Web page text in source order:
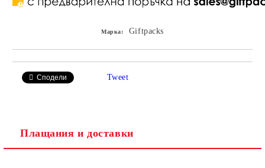
Марка: Giftpacks
Сподели Tweet
Плащания и доставки